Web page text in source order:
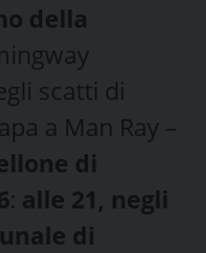
della
scatti di
a Man Ray –
di
: alle 21, negli
di